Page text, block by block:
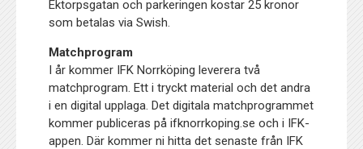
Ektorpsgatan och parkeringen kostar 25 kronor
som betalas via Swish.
Matchprogram
I år kommer IFK Norrköping leverera två
matchprogram. Ett i tryckt material och det andra
i en digital upplaga. Det digitala matchprogrammet
kommer publiceras på ifknorrkoping.se och i IFK-
appen. Där kommer ni hitta det senaste från IFK